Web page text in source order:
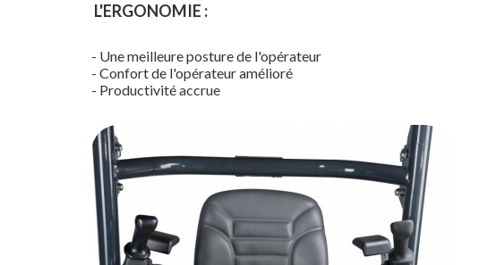
L'ERGONOMIE :
- Une meilleure posture de l'opérateur
- Confort de l'opérateur amélioré
- Productivité accrue